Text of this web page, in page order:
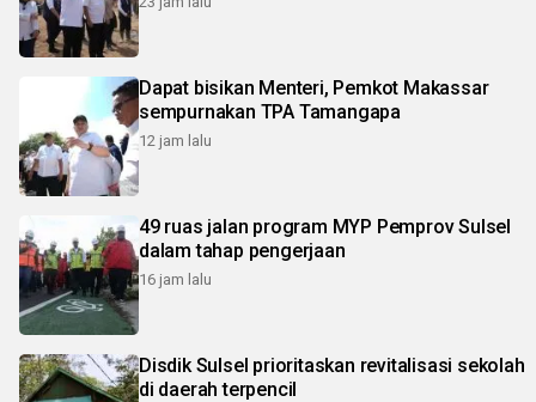
Dapat bisikan Menteri, Pemkot Makassar
sempurnakan TPA Tamangapa
12 jam lalu
49 ruas jalan program MYP Pemprov Sulsel
dalam tahap pengerjaan
16 jam lalu
Disdik Sulsel prioritaskan revitalisasi sekolah
di daerah terpencil